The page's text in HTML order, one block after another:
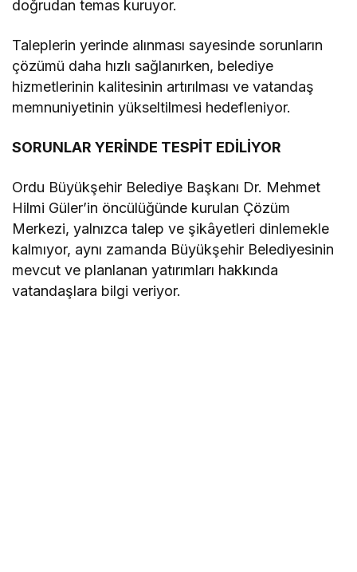
doğrudan temas kuruyor.
Taleplerin yerinde alınması sayesinde sorunların
çözümü daha hızlı sağlanırken, belediye
hizmetlerinin kalitesinin artırılması ve vatandaş
memnuniyetinin yükseltilmesi hedefleniyor.
SORUNLAR YERİNDE TESPİT EDİLİYOR
Ordu Büyükşehir Belediye Başkanı Dr. Mehmet
Hilmi Güler’in öncülüğünde kurulan Çözüm
Merkezi, yalnızca talep ve şikâyetleri dinlemekle
kalmıyor, aynı zamanda Büyükşehir Belediyesinin
mevcut ve planlanan yatırımları hakkında
vatandaşlara bilgi veriyor.